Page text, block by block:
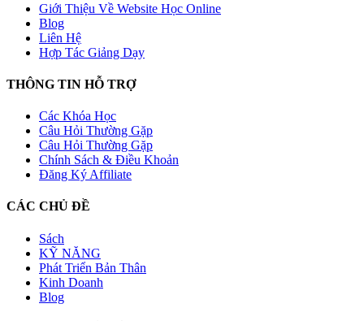
Giới Thiệu Về Website Học Online
Blog
Liên Hệ
Hợp Tác Giảng Dạy
THÔNG TIN HỖ TRỢ
Các Khóa Học
Câu Hỏi Thường Gặp
Câu Hỏi Thường Gặp
Chính Sách & Điều Khoản
Đăng Ký Affiliate
CÁC CHỦ ĐỀ
Sách
KỸ NĂNG
Phát Triển Bản Thân
Kinh Doanh
Blog